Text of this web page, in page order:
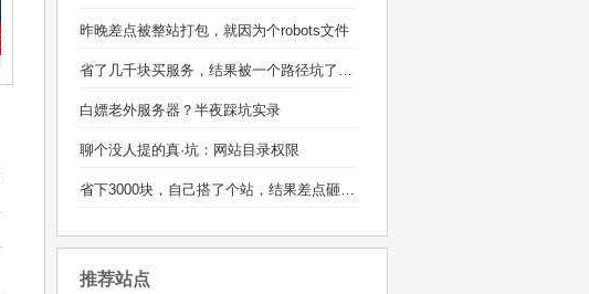
昨晚差点被整站打包，就因为个robots文件
省了几千块买服务，结果被一个路径坑了两宿
白嫖老外服务器？半夜踩坑实录
聊个没人提的真·坑：网站目录权限
省下3000块，自己搭了个站，结果差点砸电脑
推荐站点